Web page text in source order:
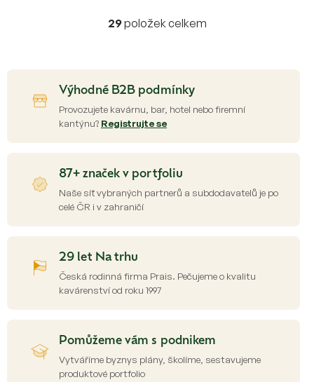
O
d
a
c
í
k
y
29položek celkem
Výhodné B2B podmínky
Provozujete kavárnu, bar, hotel nebo firemní
kantýnu? Registrujte se
87+ značek v portfoliu
Naše síť vybraných partnerů a subdodavatelů je po
celé ČR i v zahraničí
29 let Na trhu
Česká rodinná firma Prais. Pečujeme o kvalitu
kavárenství od roku 1997
Pomůžeme vám s podnikem
Vytváříme byznys plány, školíme, sestavujeme
produktové portfolio